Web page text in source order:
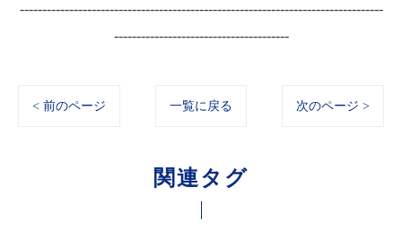
---------------------------------------------------------------------------------
---------------------------------------
< 前のページ 一覧に戻る 次のページ >
関連タグ